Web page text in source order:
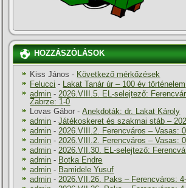
HOZZÁSZÓLÁSOK
Kiss János - Következő mérkőzések
Felucci - Lakat Tanár úr – 100 év történelem
admin -2026.VIII.5. EL-selejtező:
Zabrze: 1-0
Lovas Gábor -Anekdoták: dr. Lakat Károly
admin -Játékoskeret és szakmai stáb –
admin -2026.VIII.2. Ferencváros – Vasas:
admin -2026.VIII.2. Ferencváros – Vasas:
admin -2026.VII.30. EL-selejtező:
admin - Botka Endre
admin - Bamidele Yusuf
admin -2026.VII.26. Paks – Ferencváros: